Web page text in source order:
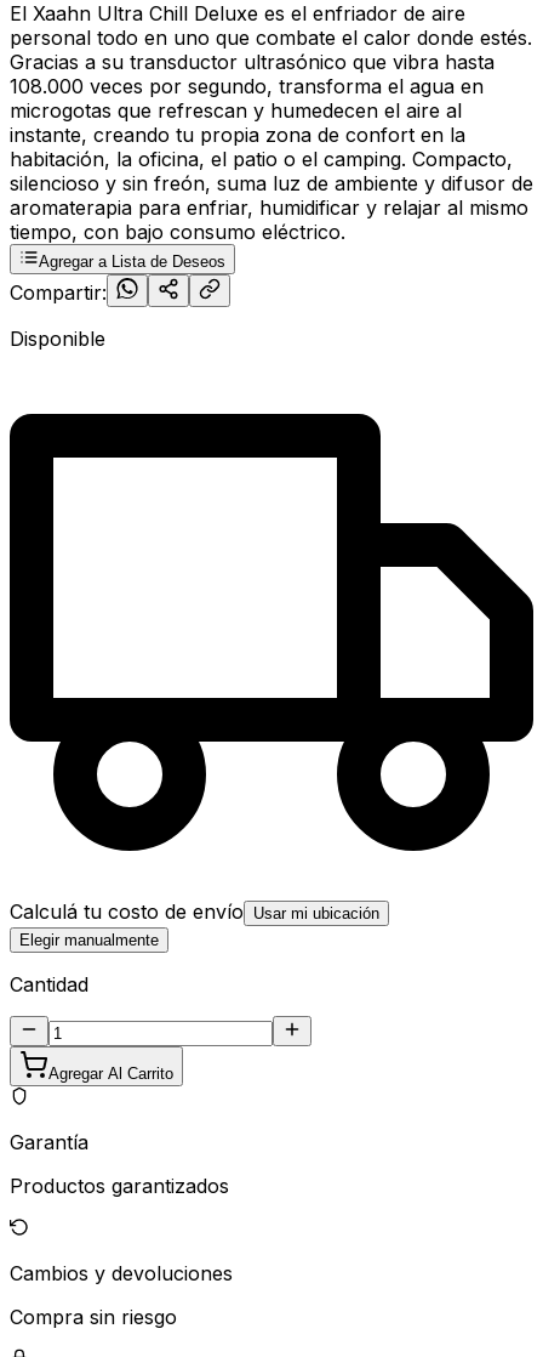
El Xaahn Ultra Chill Deluxe es el enfriador de aire
personal todo en uno que combate el calor donde estés.
Gracias a su transductor ultrasónico que vibra hasta
108.000 veces por segundo, transforma el agua en
microgotas que refrescan y humedecen el aire al
instante, creando tu propia zona de confort en la
habitación, la oficina, el patio o el camping. Compacto,
silencioso y sin freón, suma luz de ambiente y difusor de
aromaterapia para enfriar, humidificar y relajar al mismo
tiempo, con bajo consumo eléctrico.
Agregar a Lista de Deseos
Compartir:
Disponible
Calculá tu costo de envío
Usar mi ubicación
Elegir manualmente
Cantidad
Agregar Al Carrito
Garantía
Productos garantizados
Cambios y devoluciones
Compra sin riesgo